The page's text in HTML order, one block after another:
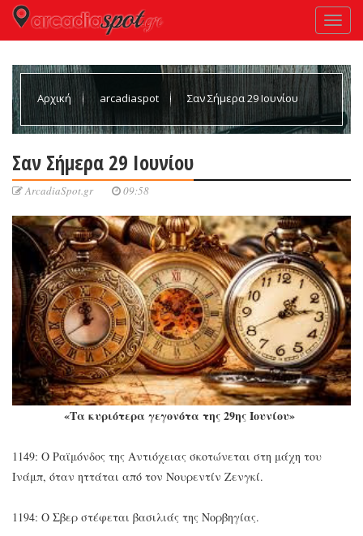
Αρχική arcadiaspot Σαν Σήμερα 29 Ιουνίου
Σαν Σήμερα 29 Ιουνίου
ArcadiaSpot.gr 09:58
«Τα κυριότερα γεγονότα της 29ης Ιουνίου»
1149: Ο Ραϊμόνδος της Αντιόχειας σκοτώνεται στη μάχη του
Ινάμπ, όταν ηττάται από τον Νουρεντίν Ζενγκί.
1194: Ο Σβερ στέφεται βασιλιάς της Νορβηγίας.